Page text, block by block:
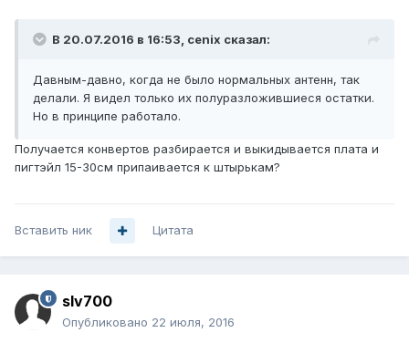
В 20.07.2016 в 16:53, cenix сказал:
Давным-давно, когда не было нормальных антенн, так
делали. Я видел только их полуразложившиеся остатки.
Но в принципе работало.
Получается конвертов разбирается и выкидывается плата и
пигтэйл 15-30см припаивается к штырькам?
Вставить ник Цитата
slv700
Опубликовано 22 июля, 2016